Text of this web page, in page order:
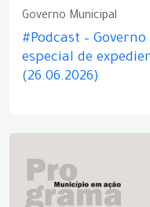
Governo Municipal
#Podcast –
especial de
(26.06.2026)